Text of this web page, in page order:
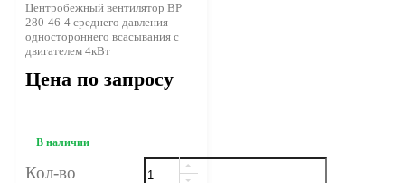
Центробежный вентилятор ВР
280-46-4 среднего давления
одностороннего всасывания с
двигателем 4кВт
Цена по запросу
В наличии
Кол-во